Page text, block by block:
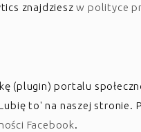
znajdzieszw polityce
portalu
to' na naszej stronie.
Facebook.